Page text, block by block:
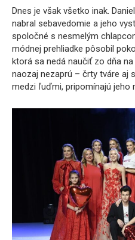
Dnes je však všetko inak.
nabral sebavedomie a jeho
spoločné s nesmelým
módnej prehliadke pôsobil
ktorá sa nedá naučiť zo dňa
naozaj nezaprú – črty tváre aj
medzi ľuďmi, pripomínajú jeho